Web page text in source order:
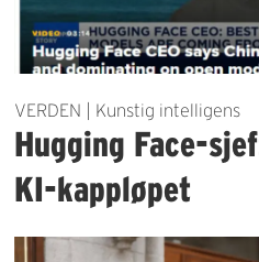
VERDEN | Kunstig intelligens
Hugging Face-
KI-kappløpet